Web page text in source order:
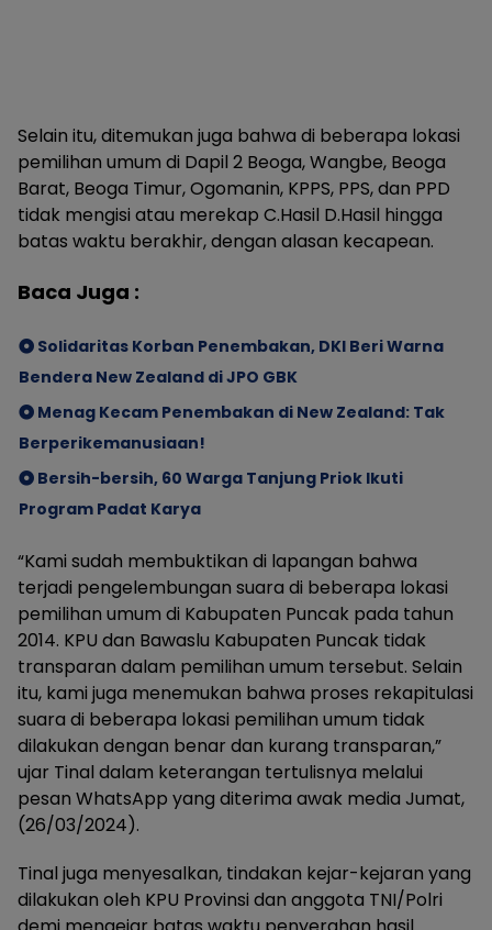
Selain itu, ditemukan juga bahwa di beberapa lokasi
pemilihan umum di Dapil 2 Beoga, Wangbe, Beoga
Barat, Beoga Timur, Ogomanin, KPPS, PPS, dan PPD
tidak mengisi atau merekap C.Hasil D.Hasil hingga
batas waktu berakhir, dengan alasan kecapean.
Baca Juga :
Solidaritas Korban Penembakan, DKI Beri Warna
Bendera New Zealand di JPO GBK
Menag Kecam Penembakan di New Zealand: Tak
Berperikemanusiaan!
Bersih-bersih, 60 Warga Tanjung Priok Ikuti
Program Padat Karya
“Kami sudah membuktikan di lapangan bahwa
terjadi pengelembungan suara di beberapa lokasi
pemilihan umum di Kabupaten Puncak pada tahun
2014. KPU dan Bawaslu Kabupaten Puncak tidak
transparan dalam pemilihan umum tersebut. Selain
itu, kami juga menemukan bahwa proses rekapitulasi
suara di beberapa lokasi pemilihan umum tidak
dilakukan dengan benar dan kurang transparan,”
ujar Tinal dalam keterangan tertulisnya melalui
pesan WhatsApp yang diterima awak media Jumat,
(26/03/2024).
Tinal juga menyesalkan, tindakan kejar-kejaran yang
dilakukan oleh KPU Provinsi dan anggota TNI/Polri